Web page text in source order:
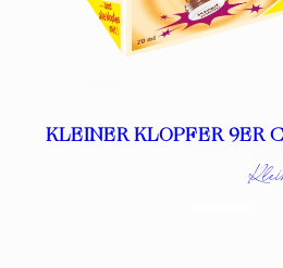
KLEINER KLOPFER 9ER